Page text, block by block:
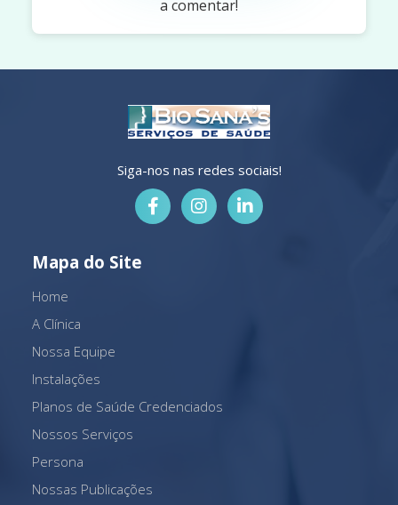
a comentar!
Siga-nos nas redes sociais!
Mapa do Site
Home
A Clínica
Nossa Equipe
Instalações
Planos de Saúde Credenciados
Nossos Serviços
Persona
Nossas Publicações